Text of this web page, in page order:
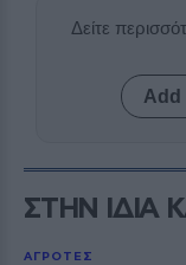
Δείτε
Add
ΣΤΗΝ ΙΔΙΑ
ΑΓΡΟΤΕΣ